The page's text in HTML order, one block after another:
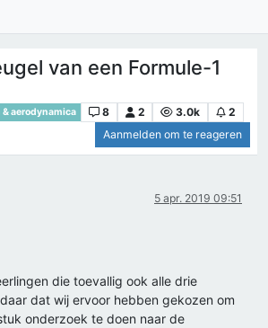
van een Formule-1
aerodynamica 8 2 3.0k
2
Aanmelden om te reageren
5 apr. 2019 09:51
die toevallig ook alle drie
dat wij ervoor hebben gekozen om
onderzoek te doen naar de